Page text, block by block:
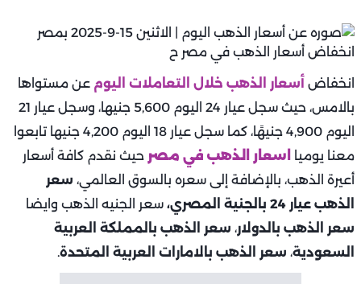
انخفاض أسعار الذهب خلال التعاملات اليوم عن مستواها
بالامس، حيث سجل عيار 24 اليوم 5,600 جنيها، وسجل عيار 21
اليوم 4,900 جنيهًا، كما سجل عيار 18 اليوم 4,200 جنيها تابعوا
معنا يوميا
اسعار الذهب في مصر حيث نقدم كافة أسعار
أعيرة الذهب، بالإضافة إلى سعره بالسوق العالمي، سعر
الذهب عيار 24 بالجنية المصري،
سعر الجنيه الذهب وايضا
سعر الذهب بالدولار، سعر الذهب بالمملكة العربية
السعودية، سعر الذهب بالامارات العربية المتحدة.